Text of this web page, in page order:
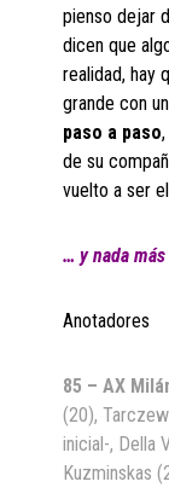
pienso dejar
dicen que
realidad, hay
grande con
paso a paso
de su
vuelto a ser
… y nada más
Anotadores
85 – AX
(20),
inicial-, Della
Kuzminskas